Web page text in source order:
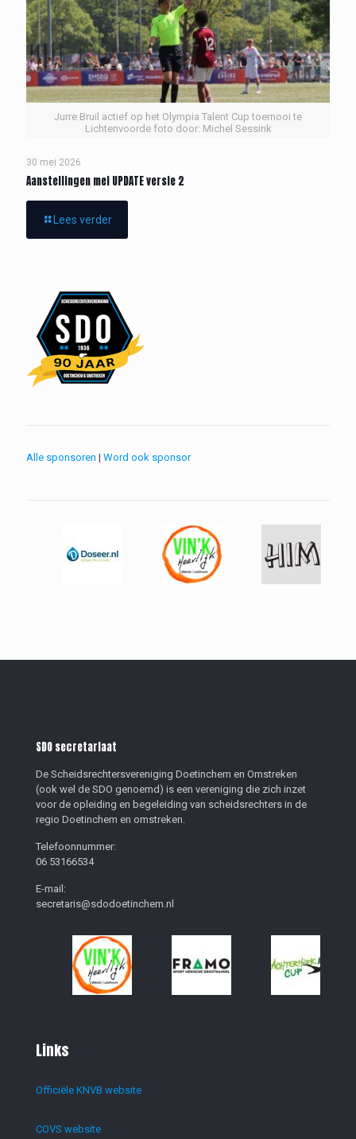
Jurre Bruil actief op het Olympia Talent Cup toernooi te
Lichtenvoorde foto door: Michel Sessink
30 mei 2026
Aanstellingen mei UPDATE versie 2
Lees verder
Alle sponsoren | Word ook sponsor
SDO secretariaat
De Scheidsrechtersvereniging Doetinchem en Omstreken
(ook wel de SDO genoemd) is een vereniging die zich inzet
voor de opleiding en begeleiding van scheidsrechters in de
regio Doetinchem en omstreken.
Telefoonnummer:
06 53166534
E-mail:
secretaris@sdodoetinchem.nl
Links
Officiële KNVB website
COVS website